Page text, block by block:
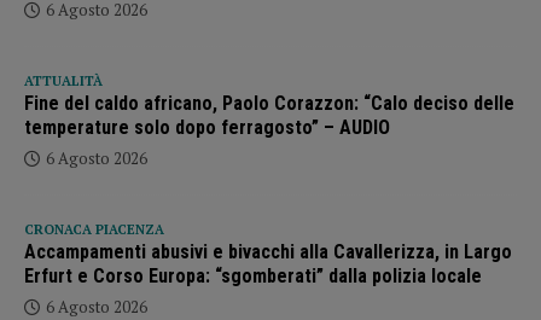
6 Agosto 2026
ATTUALITÀ
Fine del caldo africano, Paolo Corazzon: “Calo deciso delle
temperature solo dopo ferragosto” – AUDIO
6 Agosto 2026
CRONACA PIACENZA
Accampamenti abusivi e bivacchi alla Cavallerizza, in Largo
Erfurt e Corso Europa: “sgomberati” dalla polizia locale
6 Agosto 2026